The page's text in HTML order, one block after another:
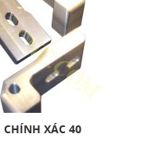
CHÍNH XÁC 40